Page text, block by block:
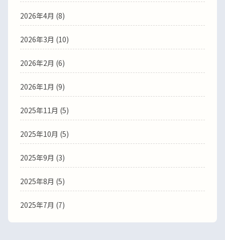
2026年4月 (8)
2026年3月 (10)
2026年2月 (6)
2026年1月 (9)
2025年11月 (5)
2025年10月 (5)
2025年9月 (3)
2025年8月 (5)
2025年7月 (7)